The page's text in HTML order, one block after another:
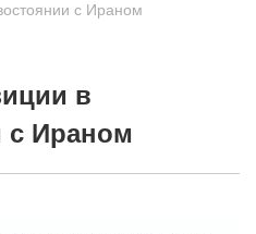
с Ираном
в
с Ираном